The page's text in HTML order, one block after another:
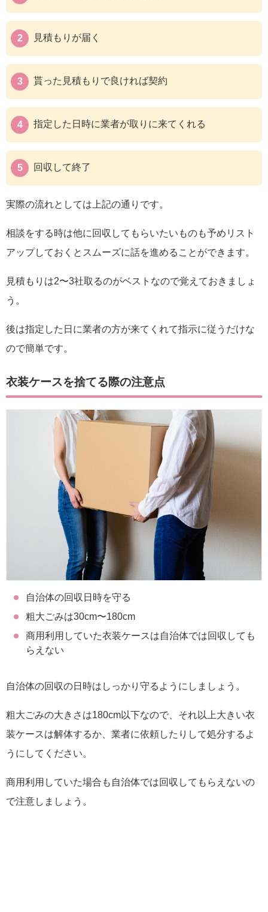
見積もりが届く
貰った見積もりで良ければ契約
指定した日時に業者が取りに来てくれる
回収して終了
実際の流れとしては上記の通りです。
相談をする時は他に回収してもらいたいものも予めリスト
アップしておくとスムーズに話を進めることができます。
見積もりは2〜3社取るのがベストなので覚えておきましょ
う。
後は指定した日に業者の方が来てくれて指示に従うだけな
ので簡単です。
衣装ケースを捨てる際の注意点
自治体の回収日時を守る
粗大ごみは30cm〜180cm
商用利用していた衣装ケースは自治体では回収しても
らえない
自治体の回収の日時はしっかり守るようにしましょう。
粗大ごみの大きさは180cm以下なので、それ以上大きい衣
装ケースは解体するか、業者に依頼したりして処分するよ
うにしてください。
商用利用していた場合も自治体では回収してもらえないの
で注意しましょう。